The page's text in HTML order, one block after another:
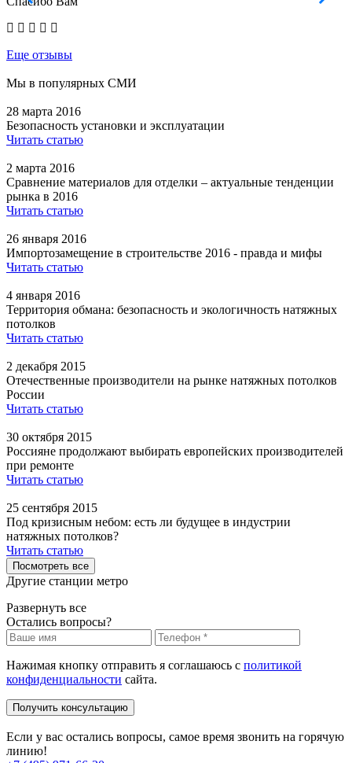
Еще отзывы
Мы в популярных СМИ
28 марта 2016
Безопасность установки и эксплуатации
Читать статью
2 марта 2016
Сравнение материалов для отделки – актуальные тенденции
рынка в 2016
Читать статью
26 января 2016
Импортозамещение в строительстве 2016 - правда и мифы
Читать статью
4 января 2016
Территория обмана: безопасность и экологичность натяжных
потолков
Читать статью
2 декабря 2015
Отечественные производители на рынке натяжных потолков
России
Читать статью
30 октября 2015
Россияне продолжают выбирать европейских производителей
при ремонте
Читать статью
25 сентября 2015
Под кризисным небом: есть ли будущее в индустрии
натяжных потолков?
Читать статью
Посмотреть все
Другие станции метро
Развернуть все
Остались вопросы?
Нажимая кнопку отправить я соглашаюсь с политикой
конфиденциальности сайта.
Получить консультацию
Если у вас остались вопросы, самое время звонить на горячую
линию!